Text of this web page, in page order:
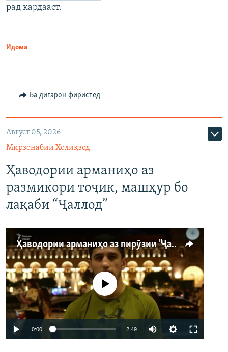
рад кардааст.
Идома
Ба дигарон фиристед
Август 05, 2026
Мирзонабии Холиқзод
Ҳаводории арманиҳо аз
размикори тоҷик, машҳур бо
лақаби “Ҷаллод”
Ҳаводории арманиҳо аз пирӯзии "Ҷаллод"-и тоҷик
Феълан кор намекунад
0:00 2:49